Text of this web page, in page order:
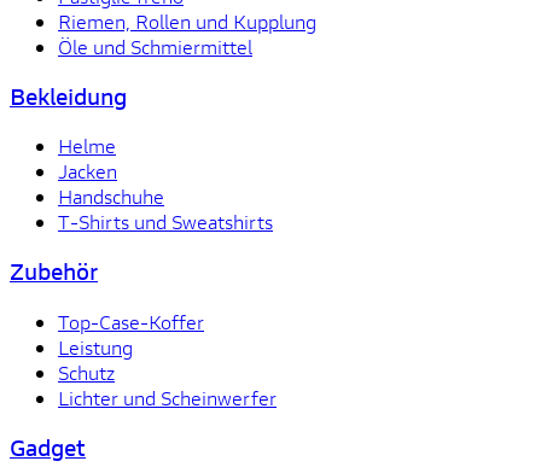
Riemen, Rollen und Kupplung
Öle und Schmiermittel
Bekleidung
Helme
Jacken
Handschuhe
T-Shirts und Sweatshirts
Zubehör
Top-Case-Koffer
Leistung
Schutz
Lichter und Scheinwerfer
Gadget